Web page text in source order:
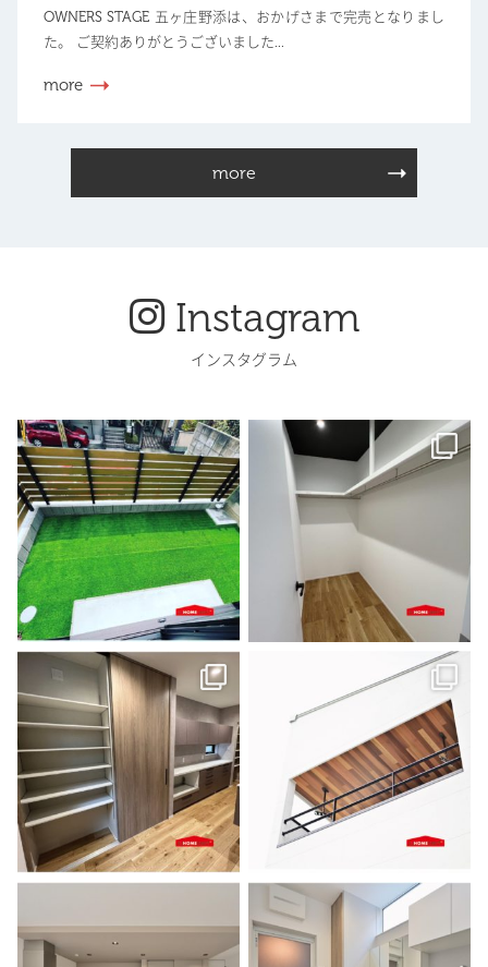
OWNERS STAGE 五ヶ庄野添は、おかげさまで完売となりまし
た。 ご契約ありがとうございました...
more
more
Instagram
インスタグラム